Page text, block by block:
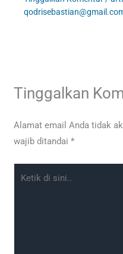
Tinggalkan
Alamat email Anda tidak
wajib ditandai*